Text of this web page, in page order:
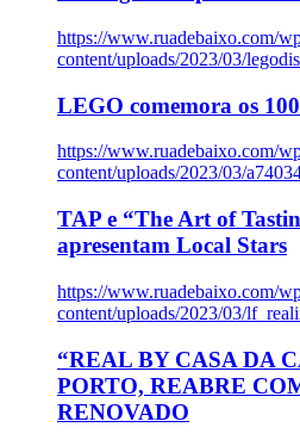
https://www.ruadebaixo.com/
content/uploads/2023/03/
LEGO comemora os
https://www.ruadebaixo.com/
content/uploads/2023/03/
TAP e “The Art of
apresentam Local Stars
https://www.ruadebaixo.com/
content/uploads/2023/03/
“REAL BY CASA DA
PORTO, REABRE
RENOVADO